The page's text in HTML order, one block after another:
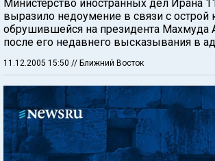
Министерство иностранных дел Ирана
выразило недоумение в связи с острой
обрушившейся на президента
после его недавнего высказывания в
11.12.2005 15:50 // Ближний Восток